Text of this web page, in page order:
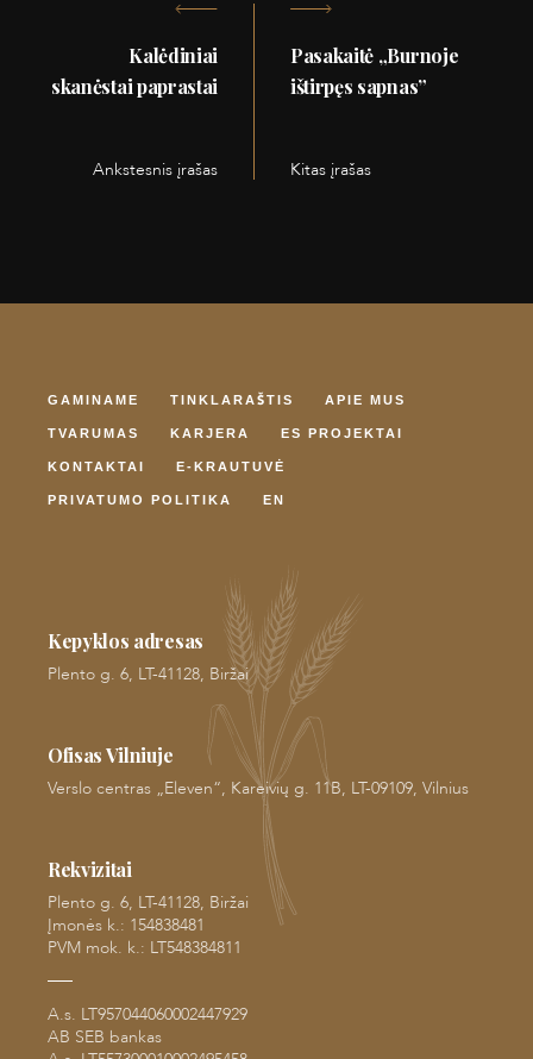
Navigacija
tarpKalėdiniai
skanėstai paprastai
Ankstesnis įrašas
Pasakaitė „Burnoje
ištirpęs sapnas”
Kitas įrašas
GAMINAME TINKLARAŠTIS APIE MUS
TVARUMAS KARJERA ES PROJEKTAI
KONTAKTAI E-KRAUTUVĖ
PRIVATUMO POLITIKA EN
Kepyklos adresas
Plento g. 6, LT-41128, Biržai
Ofisas Vilniuje
Verslo centras „Eleven“, Kareivių g. 11B, LT-09109, Vilnius
Rekvizitai
Plento g. 6, LT-41128, Biržai
Įmonės k.: 154838481
PVM mok. k.: LT548384811
A.s. LT957044060002447929
AB SEB bankas